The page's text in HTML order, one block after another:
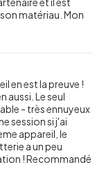
matériau. Mon
en est la preuve !
aussi. Le seul
- très ennuyeux
session si j'ai
appareil, le
a un peu
! Recommandé